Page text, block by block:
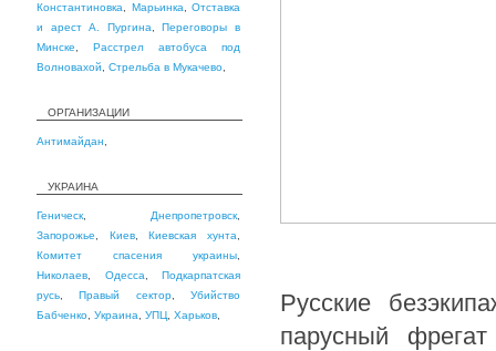
Константиновка
Марьинка
Отставка
и арест А. Пургина ,Переговоры в
Минске
Расстрел автобуса под
Волновахой
Стрельба в Мукачево
ОРГАНИЗАЦИИ
Антимайдан
УКРАИНА
Геническ Днепропетровск
Запорожье
Киев,Киевская хунта
Комитет спасения украины
Николаев
Одесса
Подкарпатская
русь ,Правый сектор,Убийство
Бабченко Украина УПЦ Харьков
Русские
парусный